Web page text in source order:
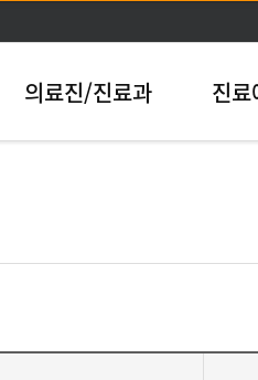
의료진/진료과 진